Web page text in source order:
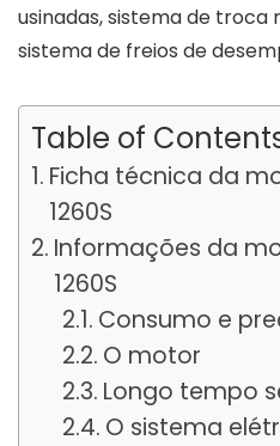
usinadas, sistema de troca
sistema de freios de
Table of
Ficha técnica da
1260S
Informações da
1260S
Consumo e
O motor
Longo tempo
O sistema